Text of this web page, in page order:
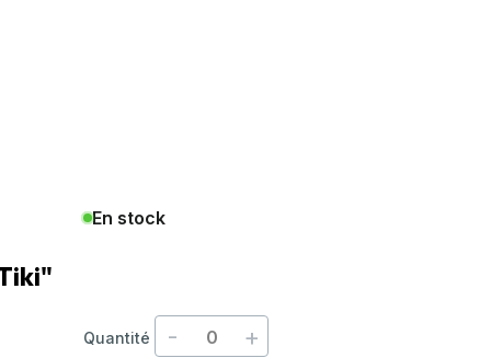
En stock
Quantité - +